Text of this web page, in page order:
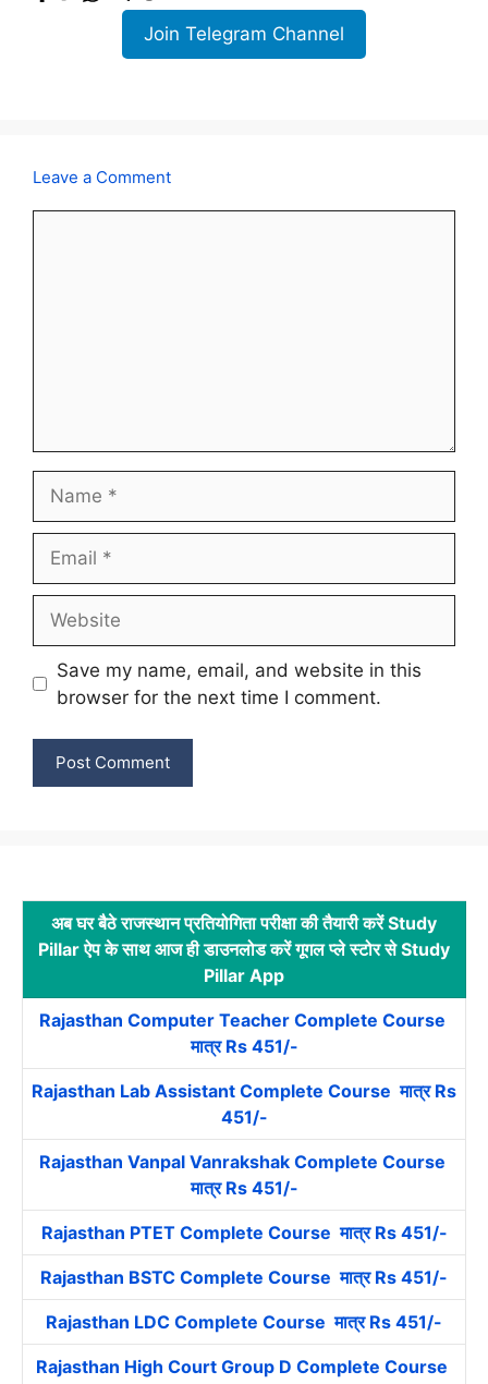
Join Telegram Channel
Leave a Comment
Save my name, email, and website in this
browser for the next time I comment.
अब घर बैठे राजस्थान प्रतियोगिता परीक्षा की तैयारी करें Study
Pillar ऐप के साथ आज ही डाउनलोड करें गूगल प्ले स्टोर से Study
Pillar App
Rajasthan Computer Teacher Complete Course
मात्र Rs 451/-
Rajasthan Lab Assistant Complete Course मात्र Rs
451/-
Rajasthan Vanpal Vanrakshak Complete Course
मात्र Rs 451/-
Rajasthan PTET Complete Course मात्र Rs 451/-
Rajasthan BSTC Complete Course मात्र Rs 451/-
Rajasthan LDC Complete Course मात्र Rs 451/-
Rajasthan High Court Group D Complete Course